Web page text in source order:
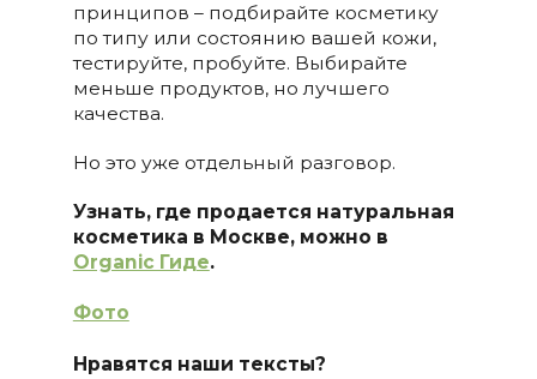
принципов – подбирайте косметику
по типу или состоянию вашей кожи,
тестируйте, пробуйте. Выбирайте
меньше продуктов, но лучшего
качества.
Но это уже отдельный разговор.
Узнать, где продается натуральная
косметика в Москве, можно в
Organic Гиде.
Фото
Нравятся наши тексты?